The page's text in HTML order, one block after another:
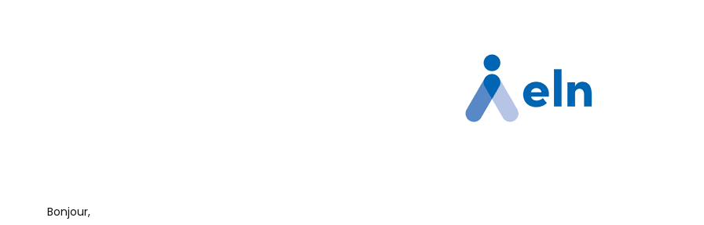
Bonjour,